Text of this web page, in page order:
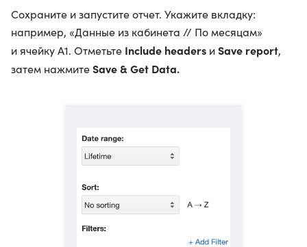
Сохраните и запустите отчет. Укажите вкладку:
например, «Данные из кабинета // По месяцам»
и ячейку A1. Отметьте Include headers иSave report,
затем нажмитеSave & Get Data.